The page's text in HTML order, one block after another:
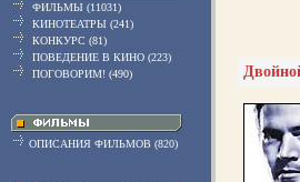
ФИЛЬМЫ (11031)
КИНОТЕАТРЫ (241)
КОНКУРС (81)
ПОВЕДЕНИЕ В КИНО (223)
ПОГОВОРИМ! (490)
ОПИСАНИЯ ФИЛЬМОВ (820)